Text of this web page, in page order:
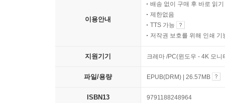
이용안내
배송 없이 구매 후 바로 읽기
제한없음
TTS 가능
저작권 보호를 위해 인쇄 기
지원기기 크레마 /PC(윈도우 - 4K 모
파일/용량 EPUB(DRM) | 26.57MB
ISBN13 9791188248964